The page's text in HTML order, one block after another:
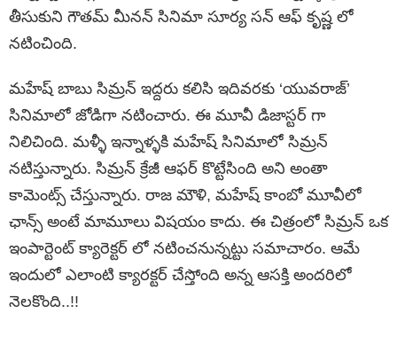
తీసుకుని గౌతమ్ మీనన్ సినిమా సూర్య సన్ ఆఫ్ కృష్ణ లో
నటించింది.
మహేష్ బాబు సిమ్రన్ ఇద్దరు కలిసి ఇదివరకు ‘యువరాజ్’
సినిమాలో జోడిగా నటించారు. ఈ మూవీ డిజాస్టర్ గా
నిలిచింది. మళ్ళీ ఇన్నాళ్ళకి మహేష్ సినిమాలో సిమ్రన్
నటిస్తున్నారు. సిమ్రన్ క్రేజీ ఆఫర్ కొట్టేసింది అని అంతా
కామెంట్స్ చేస్తున్నారు. రాజ మౌళి, మహేష్ కాంబో మూవీలో
ఛాన్స్ అంటే మామూలు విషయం కాదు. ఈ చిత్రంలో సిమ్రన్ ఒక
ఇంపార్టెంట్ క్యారెక్టర్ లో నటించనున్నట్టు సమాచారం. ఆమే
ఇందులో ఎలాంటి క్యారక్టర్ చేస్తోంది అన్న ఆసక్తి అందరిలో
నెలకొంది..!!